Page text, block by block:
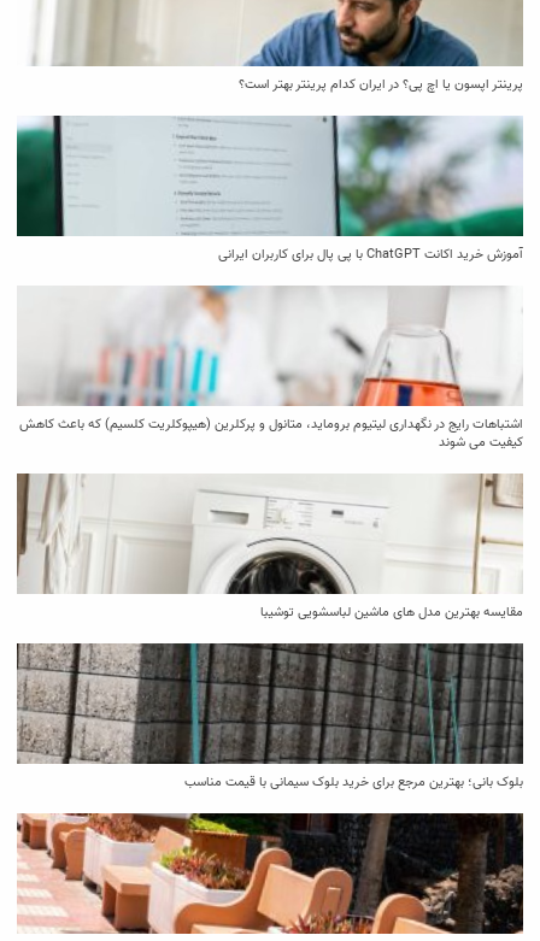
پرینتر اپسون یا اچ پی؟ در ایران کدام پرینتر بهتر است؟
آموزش خرید اکانت ChatGPT با پی پال برای کاربران ایرانی
اشتباهات رایج در نگهداری لیتیوم بروماید، متانول و پرکلرین (هیپوکلریت کلسیم) که باعث کاهش
کیفیت می‌ شوند
مقایسه بهترین مدل ‌های ماشین لباسشویی توشیبا
بلوک بانی؛ بهترین مرجع برای خرید بلوک سیمانی با قیمت مناسب